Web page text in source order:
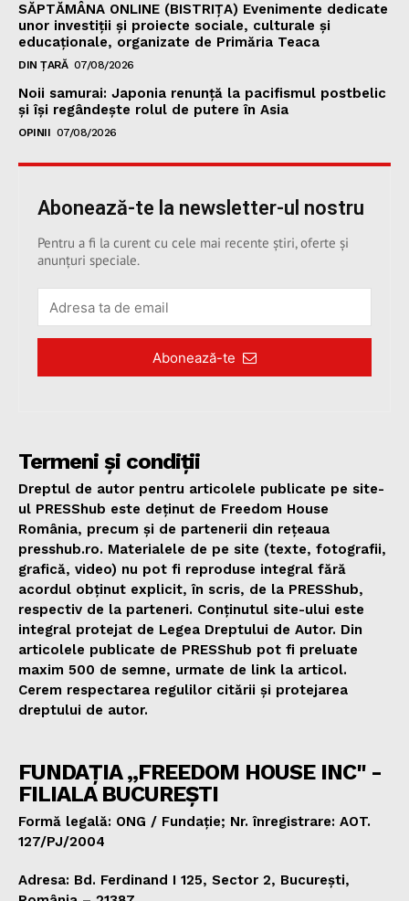
SĂPTĂMÂNA ONLINE (BISTRIȚA) Evenimente dedicate
unor investiții și proiecte sociale, culturale și
educaționale, organizate de Primăria Teaca
DIN ȚARĂ 07/08/2026
Noii samurai: Japonia renunță la pacifismul postbelic
și își regândește rolul de putere în Asia
OPINII 07/08/2026
Abonează-te la newsletter-ul nostru
Pentru a fi la curent cu cele mai recente știri, oferte și
anunțuri speciale.
Abonează-te
Termeni și condiții
Dreptul de autor pentru articolele publicate pe site-
ul PRESShub este deținut de Freedom House
România, precum și de partenerii din rețeaua
presshub.ro. Materialele de pe site (texte, fotografii,
grafică, video) nu pot fi reproduse integral fără
acordul obținut explicit, în scris, de la PRESShub,
respectiv de la parteneri. Conținutul site-ului este
integral protejat de Legea Dreptului de Autor. Din
articolele publicate de PRESShub pot fi preluate
maxim 500 de semne, urmate de link la articol.
Cerem respectarea regulilor citării și protejarea
dreptului de autor.
FUNDAȚIA „FREEDOM HOUSE INC" -
FILIALA BUCUREȘTI
Formă legală: ONG / Fundație; Nr. înregistrare: AOT.
127/PJ/2004
Adresa: Bd. Ferdinand I 125, Sector 2, București,